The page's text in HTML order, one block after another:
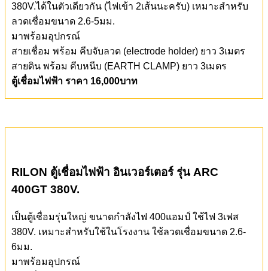
380V.ได้ในตัวเดียวกัน (ไฟเข้า 2เส้นนะครับ) เหมาะสำหรับ
ลวดเชื่อมขนาด 2.6-5มม.
มาพร้อมอุปกรณ์
สายเชื่อม พร้อม คีบจับลวด (electrode holder) ยาว 3เมตร
สายดิน พร้อม คีบหนีบ (EARTH CLAMP) ยาว 3เมตร
ตู้เชื่อมไฟฟ้า ราคา 16,000บาท
RILON ตู้เชื่อมไฟฟ้า อินเวอร์เตอร์ รุ่น ARC
400GT 380V.
เป็นตู้เชื่อมรุ่นใหญ่ ขนาดกำลังไฟ 400แอมป์ ใช้ไฟ 3เฟส
380V. เหมาะสำหรับใช้ในโรงงาน ใช้ลวดเชื่อมขนาด 2.6-
6มม.
มาพร้อมอุปกรณ์